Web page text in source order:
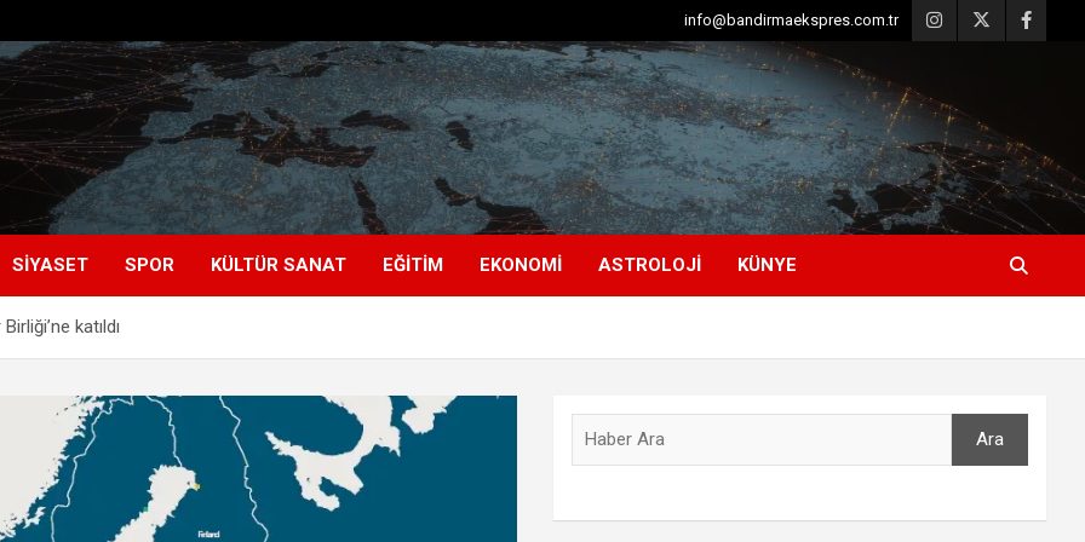
info@bandirmaekspres.com.tr
SIYASET SPOR KÜLTÜR SANAT EĞITIM EKONOMI ASTROLOJI KÜNYE
katıldı
Ara